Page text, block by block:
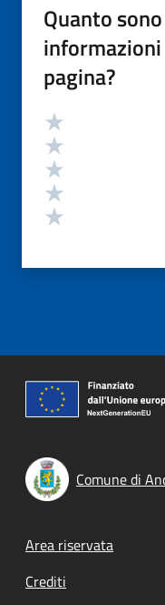
Quanto
pagina?
Valutazione
Comune di
Footer menu
Area riservata
Crediti